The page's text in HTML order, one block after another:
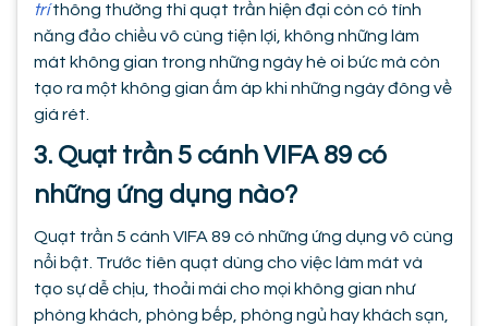
tríthông thường thì quạt trần hiện đại còn có tính
năng đảo chiều vô cùng tiện lợi, không những làm
mát không gian trong những ngày hè oi bức mà còn
tạo ra một không gian ấm áp khi những ngày đông về
giá rét.
3. Quạt trần 5 cánh VIFA 89 có
những ứng dụng nào?
Quạt trần 5 cánh VIFA 89 có những ứng dụng vô cùng
nổi bật. Trước tiên quạt dùng cho việc làm mát và
tạo sự dễ chịu, thoải mái cho mọi không gian như
phòng khách, phòng bếp, phòng ngủ hay khách sạn,